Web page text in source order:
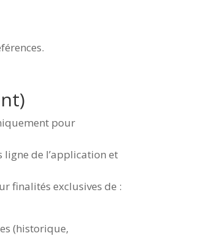
pour
ligne de l’application et
finalités exclusives de :
(historique,